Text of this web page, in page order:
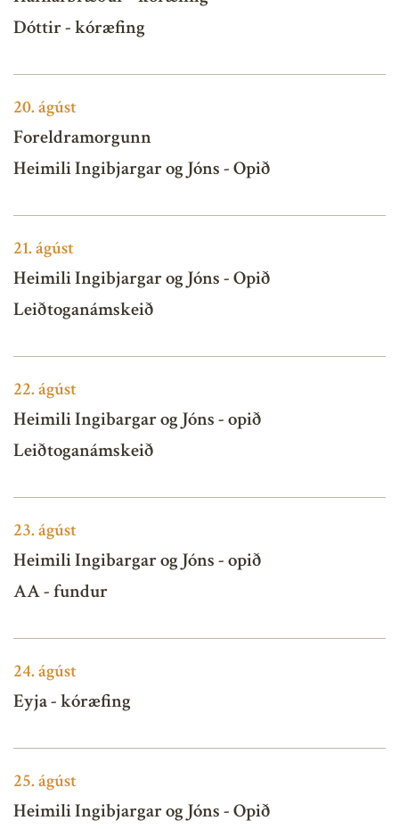
Dóttir - kóræfing
20.ágúst
Foreldramorgunn
Heimili Ingibjargar og Jóns - Opið
21.ágúst
Heimili Ingibjargar og Jóns - Opið
Leiðtoganámskeið
22.ágúst
Heimili Ingibargar og Jóns - opið
Leiðtoganámskeið
23.ágúst
Heimili Ingibargar og Jóns - opið
AA - fundur
24.ágúst
Eyja - kóræfing
25.ágúst
Heimili Ingibjargar og Jóns - Opið